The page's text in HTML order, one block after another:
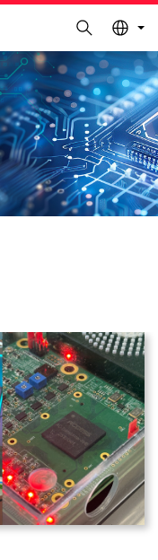
图书馆
工作@科大
认识科大